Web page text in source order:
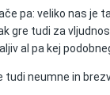
pa: veliko nas je
gre tudi za
al pa kej
tudi neumne in